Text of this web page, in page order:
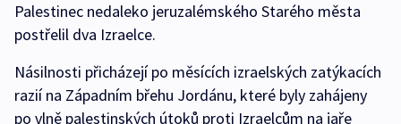
Palestinec nedaleko jeruzalémského Starého města
postřelil dva Izraelce.
Násilnosti přicházejí po měsících izraelských zatýkacích
razií na Západním břehu Jordánu, které byly zahájeny
po vlně palestinských útoků proti Izraelcům na jaře